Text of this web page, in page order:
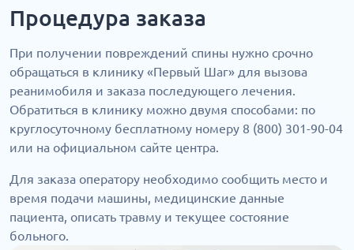
Процедура заказа
При получении повреждений спины нужно срочно
обращаться в клинику «Первый Шаг» для вызова
реанимобиля и заказа последующего лечения.
Обратиться в клинику можно двумя способами: по
круглосуточному бесплатному номеру 8 (800) 301-90-04
или на официальном сайте центра.
Для заказа оператору необходимо сообщить место и
время подачи машины, медицинские данные
пациента, описать травму и текущее состояние
больного.